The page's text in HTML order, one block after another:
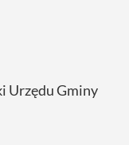
Urzędu Gminy